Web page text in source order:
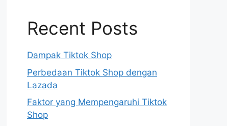
Recent Posts
Dampak Tiktok Shop
Perbedaan Tiktok Shop dengan
Lazada
Faktor yang Mempengaruhi Tiktok
Shop